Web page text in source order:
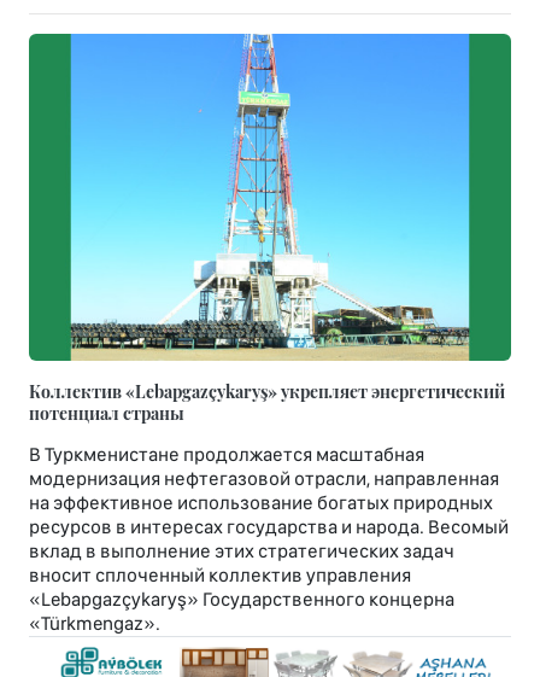
Коллектив «Lebapgazçykaryş» укрепляет энергетический
потенциал страны
В Туркменистане продолжается масштабная
модернизация нефтегазовой отрасли, направленная
на эффективное использование богатых природных
ресурсов в интересах государства и народа. Весомый
вклад в выполнение этих стратегических задач
вносит сплоченный коллектив управления
«Lebapgazçykaryş» Государственного концерна
«Türkmengaz».